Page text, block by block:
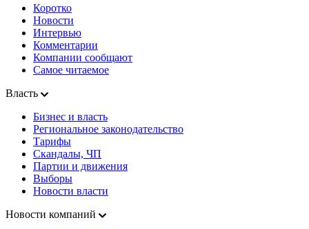
Коротко
Новости
Интервью
Комментарии
Компании сообщают
Самое читаемое
Власть
Бизнес и власть
Региональное законодательство
Тарифы
Скандалы, ЧП
Партии и движения
Выборы
Новости власти
Новости компаний